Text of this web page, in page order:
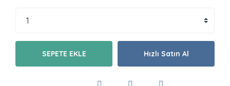
SEPETE EKLE Hızlı Satın Al